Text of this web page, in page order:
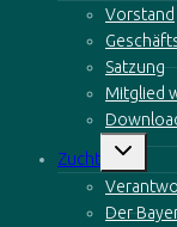
Vorstand
Satzung
Mitglied
Zucht
öffnen
Der